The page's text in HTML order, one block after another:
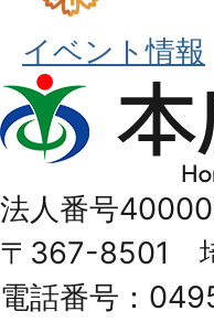
イベント情報
本
庄
Honjo
City
法人番号
〒367-8501
電話番号：